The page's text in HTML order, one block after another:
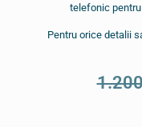
telefonic
Pentru orice detalii